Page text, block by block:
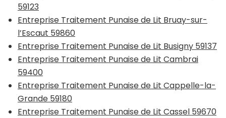
59123
Entreprise Traitement Punaise de Lit Bruay-sur-
l’Escaut 59860
Entreprise Traitement Punaise de Lit Busigny 59137
Entreprise Traitement Punaise de Lit Cambrai
59400
Entreprise Traitement Punaise de Lit Cappelle-la-
Grande 59180
Entreprise Traitement Punaise de Lit Cassel 59670